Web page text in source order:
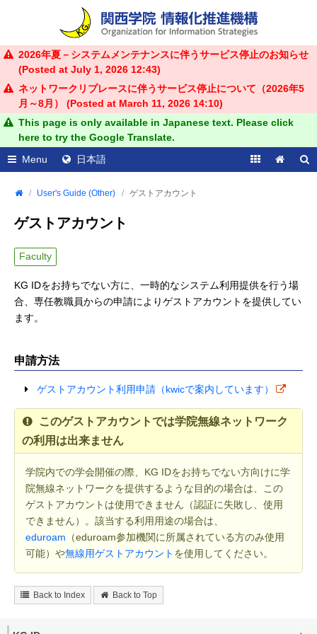
2026年夏－システムメンテナンスに伴うサービス停止のお知らせ
(Posted at July 1, 2026 12:43)
ネットワークリプレースに伴うサービス停止について（2026年5
月～8月） (Posted at March 11, 2026 14:10)
This page is only available in Japanese text. Please click
here to try the Google Translate.
Menu
日本語
User's Guide (Other) ゲストアカウント
ゲストアカウント
Faculty
KG IDをお持ちでない方に、一時的なシステム利用提供を行う場
合、専任教職員からの申請によりゲストアカウントを提供してい
ます。
申請方法
ゲストアカウント利用申請（kwicで案内しています）
このゲストアカウントでは学院無線ネットワーク
の利用は出来ません
学院内での学会開催の際、KG IDをお持ちでない方向けに学
院無線ネットワークを提供するような目的の場合は、この
ゲストアカウントは使用できません（認証に失敗し、使用
できません）。該当する利用用途の場合は、
eduroam （eduroam参加機関に所属されている方のみ使用
可能）や無線用ゲストアカウント を使用してください。
Back to Index Back to Top